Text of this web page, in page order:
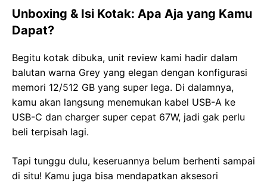
Unboxing & Isi Kotak: Apa Aja yang Kamu
Dapat?
Begitu kotak dibuka, unit review kami hadir dalam
balutan warna Grey yang elegan dengan konfigurasi
memori 12/512 GB yang super lega. Di dalamnya,
kamu akan langsung menemukan kabel USB-A ke
USB-C dan charger super cepat 67W, jadi gak perlu
beli terpisah lagi.
Tapi tunggu dulu, keseruannya belum berhenti sampai
di situ! Kamu juga bisa mendapatkan aksesori